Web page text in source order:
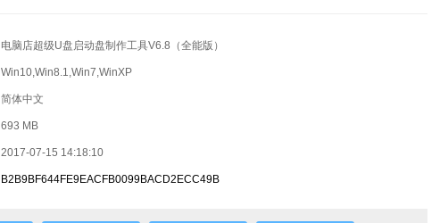
电脑店超级U盘启动盘制作工具V6.8（全能版）
Win10,Win8.1,Win7,WinXP
简体中文
693 MB
2017-07-15 14:18:10
B2B9BF644FE9EACFB0099BACD2ECC49B